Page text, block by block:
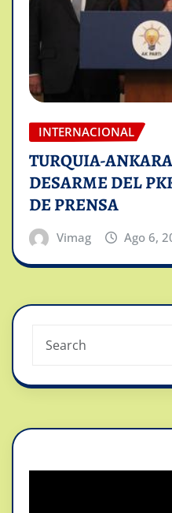
INTERNACIONAL
TURQUIA-
DESARME DEL
DE PRENSA
Vimag Ago 6,